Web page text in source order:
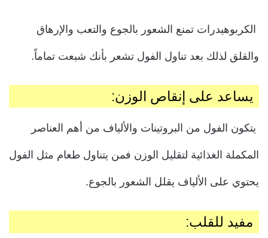
الكربوهيدرات تمنع الشعور بالجوع والتعب والإرهاق
والقلق لذلك بعد تناول الفول تشعر بأنك شبعت تماماً.
يساعد على إنقاص الوزن:
يتكون الفول من البروتينات والألياف من أهم العناصر
المكملة الغذائية لتقليل الوزن فمن يتناول طعام مثل الفول
يحتوي على الألياف يقلل الشعور بالجوع.
مفيد للقلب: